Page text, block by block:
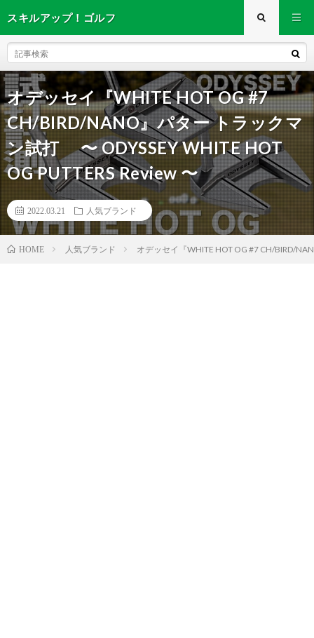
スキルアップ！ゴルフ
オデッセイ『WHITE HOT OG #7
CH/BIRD/NANO』パター トラックマ
ン試打 〜 ODYSSEY WHITE HOT
OG PUTTERS Review 〜
2022.03.21 人気ブランド
HOME 人気ブランド オデッセイ『WHITE HOT OG #7 CH/BIRD/